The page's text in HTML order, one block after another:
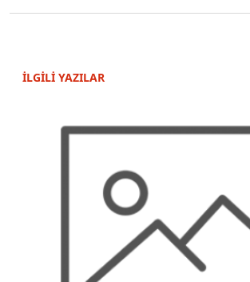
İLGİLİ YAZILAR